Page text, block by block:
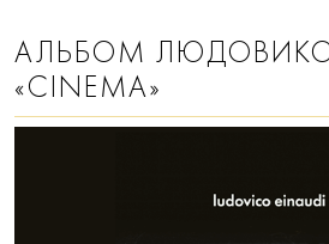
АЛЬБОМ
«CINEMA»